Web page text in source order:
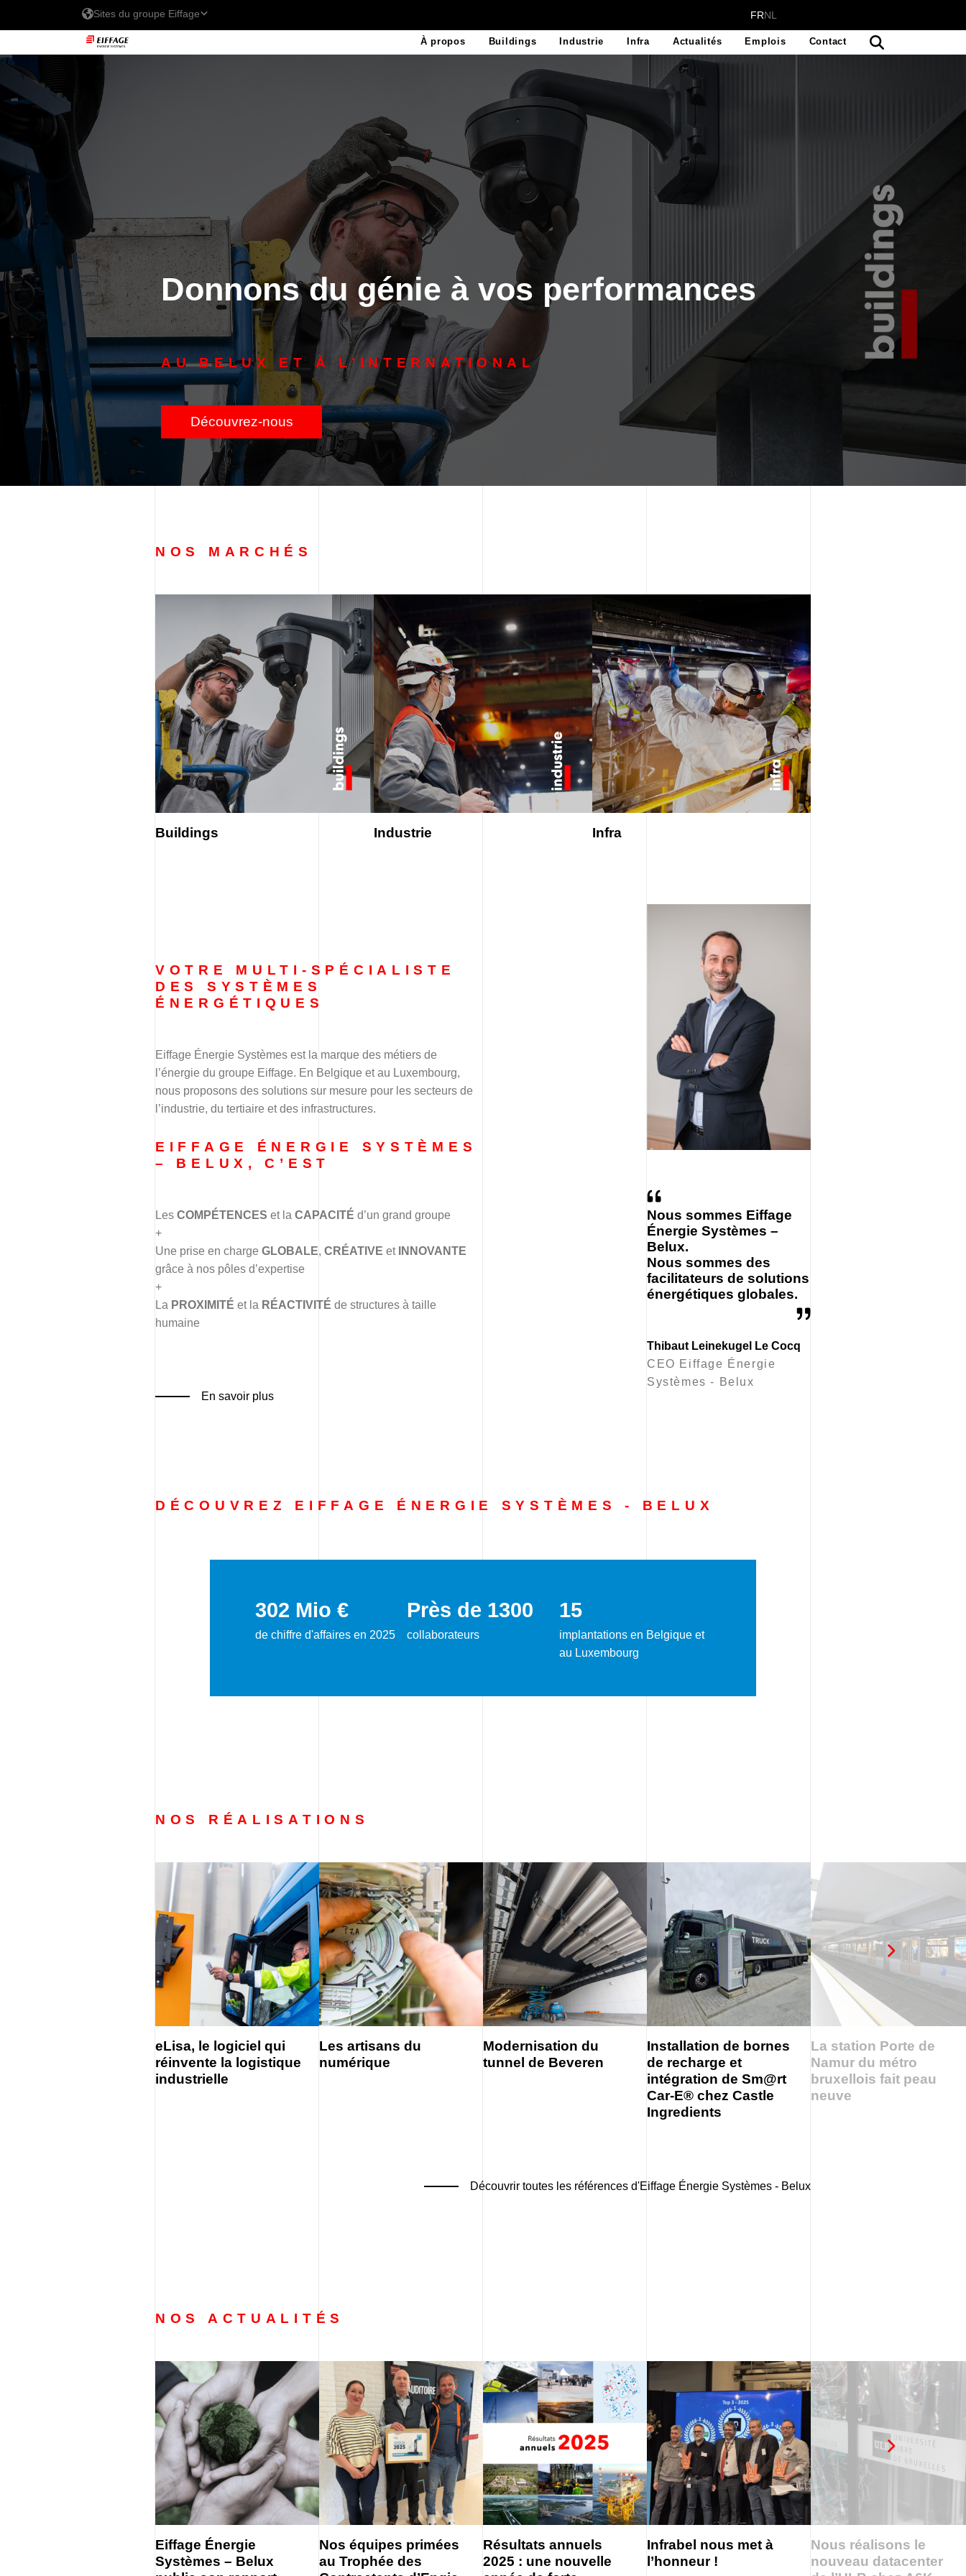
Sites du groupe Eiffage FRNL
Eiffage Energia Sistemas
Découvrez nos marques au Belux
Luxys
Pulsar
À propos Buildings Industrie Infra Actualités Emplois Contact
Donnons du génie à vos performances
AU BELUX ET À L’INTERNATIONAL
Découvrez-nous
NOS MARCHÉS
Buildings Industrie Infra
VOTRE MULTI-SPÉCIALISTE
DES SYSTÈMES
ÉNERGÉTIQUES
Eiffage Énergie Systèmes est la marque des métiers de
l’énergie du groupe Eiffage. En Belgique et au Luxembourg,
nous proposons des solutions sur mesure pour les secteurs de
l’industrie, du tertiaire et des infrastructures.
EIFFAGE ÉNERGIE SYSTÈMES
– BELUX, C’EST
Les COMPÉTENCES et la CAPACITÉ d’un grand groupe
+
Une prise en charge GLOBALE, CRÉATIVE et INNOVANTE
grâce à nos pôles d’expertise
+
La PROXIMITÉ et la RÉACTIVITÉ de structures à taille
humaine
En savoir plus
Nous sommes Eiffage
Énergie Systèmes –
Belux.
Nous sommes des
facilitateurs de solutions
énergétiques globales.
Thibaut Leinekugel Le Cocq
CEO Eiffage Énergie
Systèmes - Belux
DÉCOUVREZ EIFFAGE ÉNERGIE SYSTÈMES - BELUX
302 Mio €
de chiffre d'affaires en 2025
Près de 1300
collaborateurs
15
implantations en Belgique et
au Luxembourg
NOS RÉALISATIONS
eLisa, le logiciel qui
réinvente la logistique
industrielle
Les artisans du
numérique
Modernisation du
tunnel de Beveren
Installation de bornes
de recharge et
intégration de Sm@rt
Car-E® chez Castle
Ingredients
La station Porte de
Namur du métro
bruxellois fait peau
neuve
Découvrir toutes les références d'Eiffage Énergie Systèmes - Belux
NOS ACTUALITÉS
Eiffage Énergie
Systèmes – Belux
Nos équipes primées
au Trophée des
Résultats annuels
2025 : une nouvelle
Infrabel nous met à
l’honneur !
Nous réalisons le
nouveau datacenter